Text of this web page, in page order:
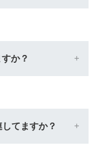
か？
てますか？